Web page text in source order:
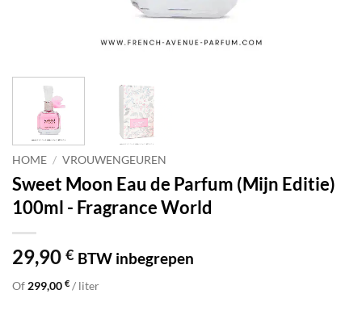
HOME / VROUWENGEUREN
Sweet Moon Eau de Parfum (Mijn Editie)
100ml - Fragrance World
29,90 € BTW inbegrepen
Of 299,00 € / liter